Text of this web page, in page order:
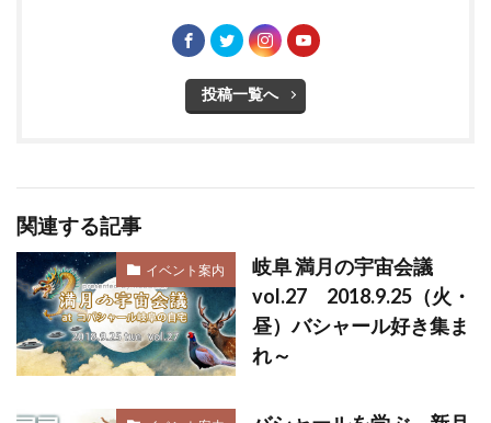
投稿一覧へ
関連する記事
イベント案内
岐阜 満月の宇宙会議
vol.27 2018.9.25（火・
昼）バシャール好き集ま
れ～